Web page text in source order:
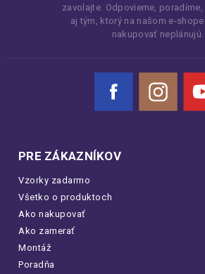
zavolajte. Odpovieme,
aj tým, ktorý na našom e-
nakupovať neplánujú.
Facebook Instagram
PRE ZÁKAZNÍKOV
Vzorky zadarmo
Všetko o produktoch
Ako nakupovať
Ako zamerať
Montáž
Poradňa